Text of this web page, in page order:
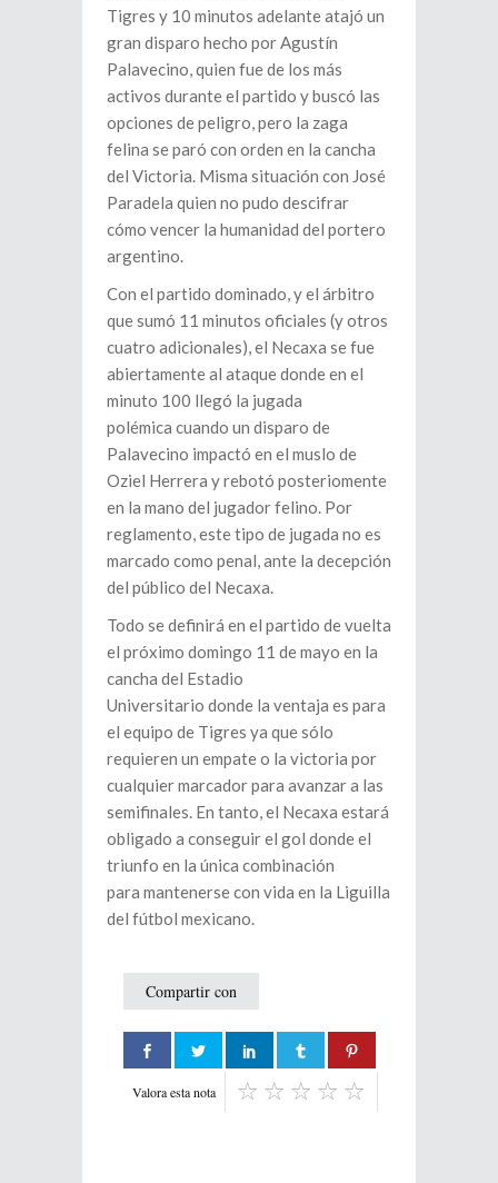
Tigres y 10 minutos adelante atajó un
gran disparo hecho por Agustín
Palavecino, quien fue de los más
activos durante el partido y buscó las
opciones de peligro, pero la zaga
felina se paró con orden en la cancha
del Victoria. Misma situación con José
Paradela quien no pudo descifrar
cómo vencer la humanidad del portero
argentino.
Con el partido dominado, y el árbitro
que sumó 11 minutos oficiales (y otros
cuatro adicionales), el Necaxa se fue
abiertamente al ataque donde en el
minuto 100 llegó la jugada
polémica cuando un disparo de
Palavecino impactó en el muslo de
Oziel Herrera y rebotó posteriomente
en la mano del jugador felino. Por
reglamento, este tipo de jugada no es
marcado como penal, ante la decepción
del público del Necaxa.
Todo se definirá en el partido de vuelta
el próximo domingo 11 de mayo en la
cancha del Estadio
Universitario donde la ventaja es para
el equipo de Tigres ya que sólo
requieren un empate o la victoria por
cualquier marcador para avanzar a las
semifinales. En tanto, el Necaxa estará
obligado a conseguir el gol donde el
triunfo en la única combinación
para mantenerse con vida en la Liguilla
del fútbol mexicano.
Compartir con
Valora esta nota